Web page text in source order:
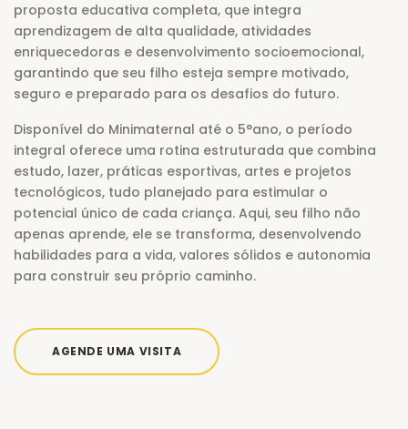
proposta educativa completa, que integra
aprendizagem de alta qualidade, atividades
enriquecedoras e desenvolvimento socioemocional,
garantindo que seu filho esteja sempre motivado,
seguro e preparado para os desafios do futuro.
Disponível do Minimaternal até o 5°ano, o período
integral oferece uma rotina estruturada que combina
estudo, lazer, práticas esportivas, artes e projetos
tecnológicos, tudo planejado para estimular o
potencial único de cada criança. Aqui, seu filho não
apenas aprende, ele se transforma, desenvolvendo
habilidades para a vida, valores sólidos e autonomia
para construir seu próprio caminho.
AGENDE UMA VISITA